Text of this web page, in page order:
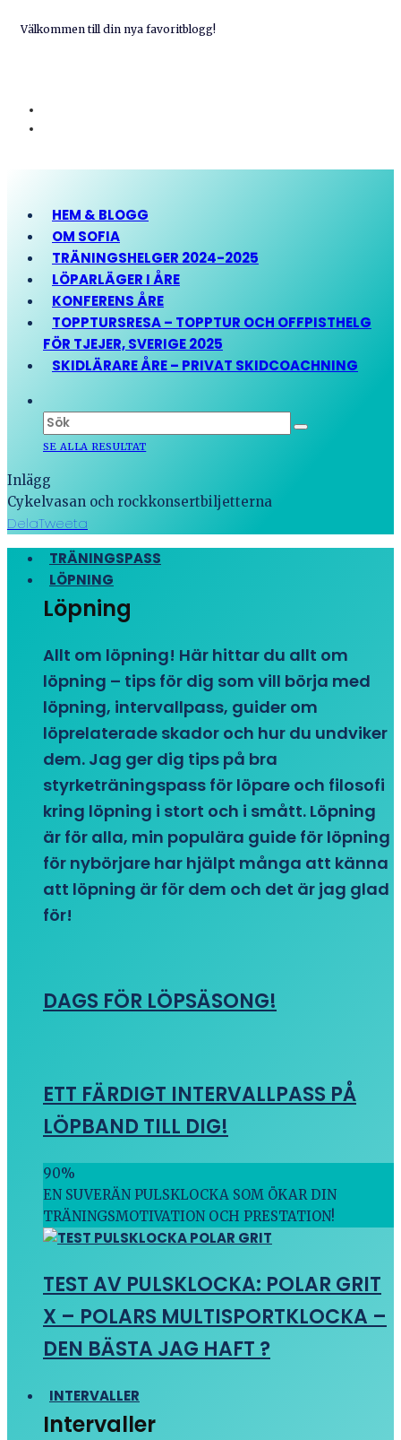
Välkommen till din nya favoritblogg!
HEM & BLOGG
OM SOFIA
TRÄNINGSHELGER 2024-2025
LÖPARLÄGER I ÅRE
KONFERENS ÅRE
TOPPTURSRESA – TOPPTUR OCH OFFPISTHELG
FÖR TJEJER, SVERIGE 2025
SKIDLÄRARE ÅRE – PRIVAT SKIDCOACHNING
SE ALLA RESULTAT
Inlägg
Cykelvasan och rockkonsertbiljetterna
DelaTweeta
TRÄNINGSPASS
LÖPNING
Löpning
Allt om löpning! Här hittar du allt om
löpning – tips för dig som vill börja med
löpning, intervallpass, guider om
löprelaterade skador och hur du undviker
dem. Jag ger dig tips på bra
styrketräningspass för löpare och filosofi
kring löpning i stort och i smått. Löpning
är för alla, min populära guide för löpning
för nybörjare har hjälpt många att känna
att löpning är för dem och det är jag glad
för!
DAGS FÖR LÖPSÄSONG!
ETT FÄRDIGT INTERVALLPASS PÅ
LÖPBAND TILL DIG!
90%
EN SUVERÄN PULSKLOCKA SOM ÖKAR DIN
TRÄNINGSMOTIVATION OCH PRESTATION!
TEST AV PULSKLOCKA: POLAR GRIT
X – POLARS MULTISPORTKLOCKA –
DEN BÄSTA JAG HAFT ?
INTERVALLER
Intervaller